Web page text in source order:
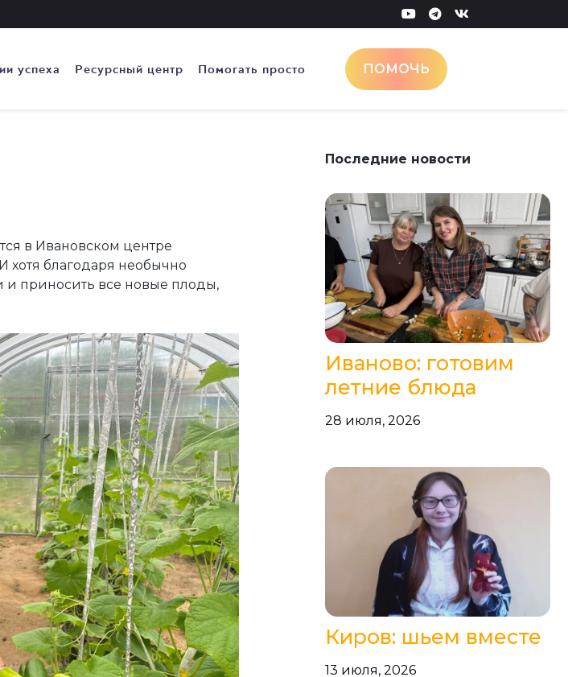
успеха Ресурсный центр Помогать просто ПОМОЧЬ
в Ивановском центре
хотя благодаря необычно
приносить все новые плоды,
Последние новости
Иваново: готовим
летние блюда
28 июля, 2026
Киров: шьем вместе
13 июля, 2026